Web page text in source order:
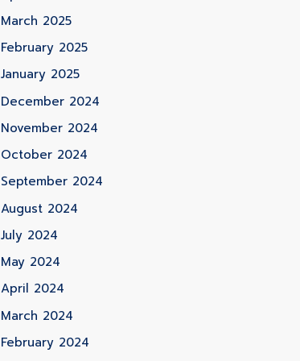
March 2025
February 2025
January 2025
December 2024
November 2024
October 2024
September 2024
August 2024
July 2024
May 2024
April 2024
March 2024
February 2024